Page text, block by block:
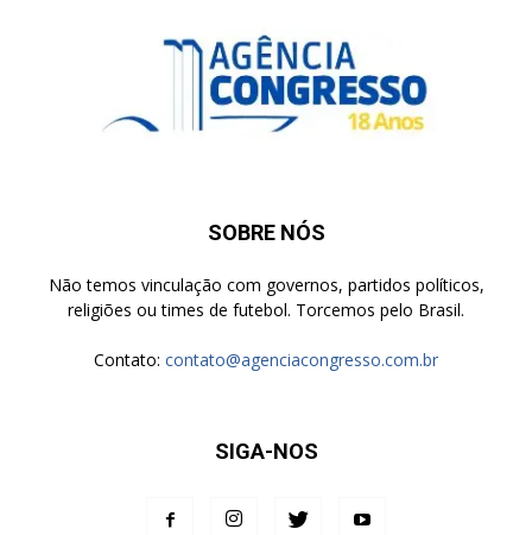
SOBRE NÓS
Não temos vinculação com governos, partidos políticos,
religiões ou times de futebol. Torcemos pelo Brasil.
Contato: contato@agenciacongresso.com.br
SIGA-NOS